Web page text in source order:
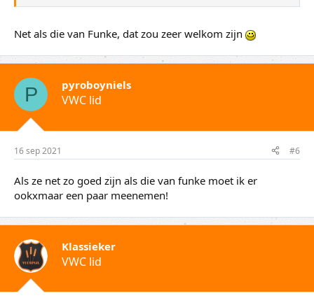
Net als die van Funke, dat zou zeer welkom zijn
P pyroboyniels
VWC lid
16 sep 2021 #6
Als ze net zo goed zijn als die van funke moet ik er
ookxmaar een paar meenemen!
Klassieker
VWC lid